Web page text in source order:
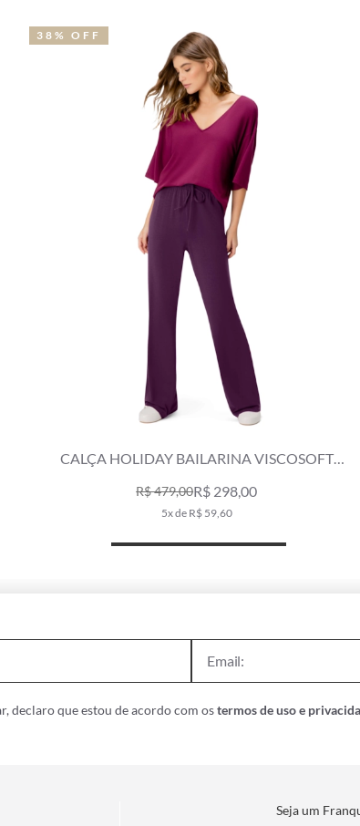
CALÇA HOLIDAY BAILARINA VISCOSOFT
R$ 479,00R$ 298,00
5x de R$ 59,60
38% OFF
declaro que estou de acordo com ostermos de uso e
Seja um